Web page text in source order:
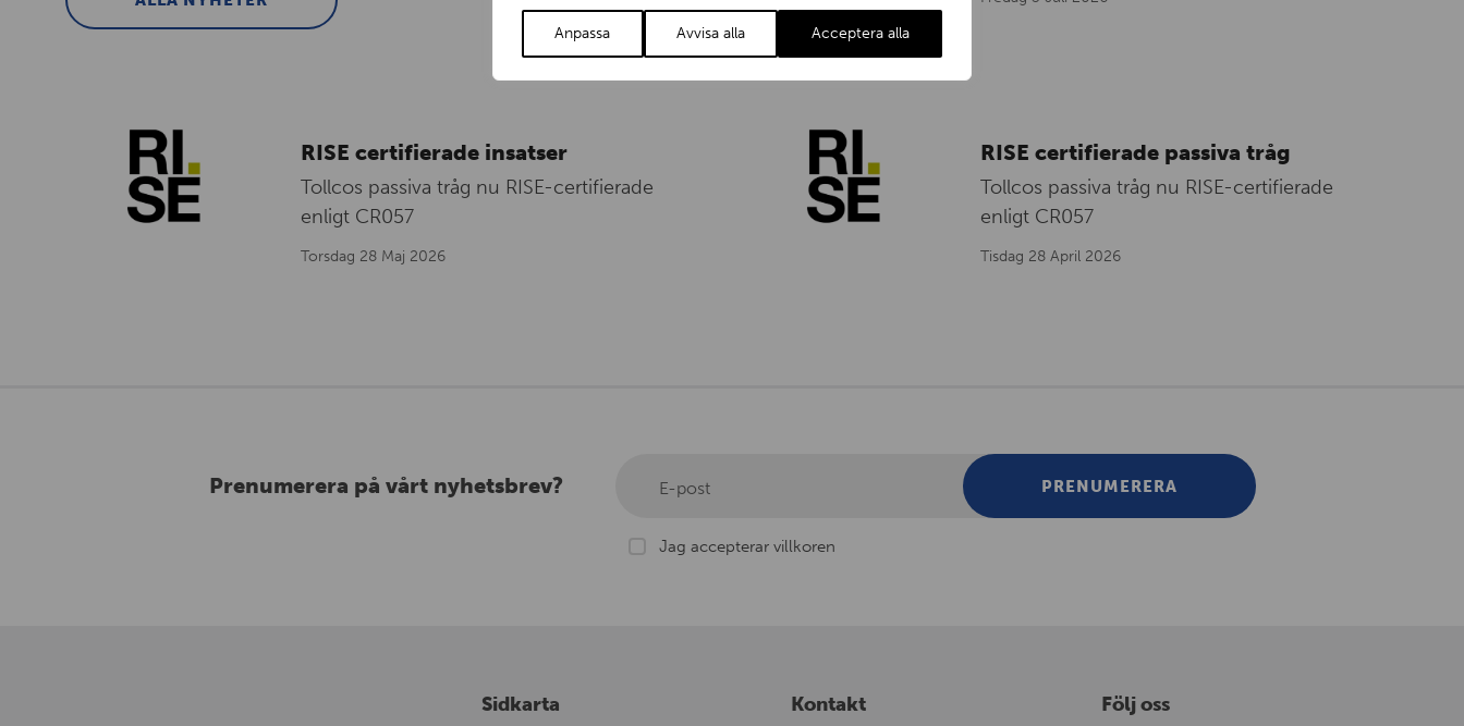
Anpassa Avvisa alla Acceptera alla
RISE certifierade insatser
Tollcos passiva tråg nu RISE-certifierade
enligt CR057
Torsdag 28 Maj 2026
RISE certifierade passiva tråg
Tollcos passiva tråg nu RISE-certifierade
enligt CR057
Tisdag 28 April 2026
Prenumerera på vårt nyhetsbrev? E-post PRENUMERERA
Jag accepterar villkoren
Sidkarta Kontakt Följ oss